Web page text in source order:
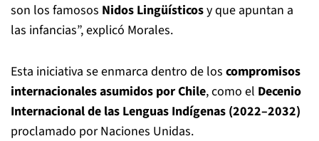
son los famosos Nidos Lingüísticosy que apuntan a
las infancias”, explicó Morales.
Esta iniciativa se enmarca dentro de los compromisos
internacionales asumidos por Chile, como el Decenio
Internacional de las Lenguas Indígenas (2022–2032)
proclamado por Naciones Unidas.